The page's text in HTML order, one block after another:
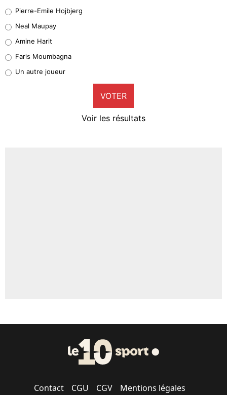
5%
1%
9%
Pierre-Emile Hojbjerg
Neal Maupay
Amine Harit
Faris Moumbagna
Un autre joueur
VOTER
Voir les résultats
Contact CGU CGV Mentions légales